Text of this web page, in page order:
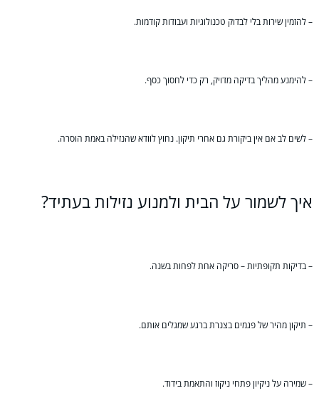
– להזמין שירות בלי לבדוק טכנולוגיות ועבודות קודמות.
– להימנע מהליך בדיקה מדויק, רק כדי לחסוך כסף.
– לשים לב אם אין ביקורת גם אחרי תיקון. נחוץ לוודא שהנזילה באמת הוסרה.
איך לשמור על הבית ולמנוע נזילות בעתיד?
– בדיקות תקופתיות – סריקה אחת לפחות בשנה.
– תיקון מהיר של פגמים בצנרת ברגע שמגלים אותם.
– שמירה על ניקיון פתחי ניקוז והתאמת בידוד.